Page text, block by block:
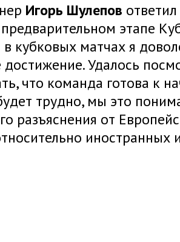
Игорь Шулепов
этапе
в кубковых матчах я
Удалось
что команда готова к
трудно, мы это
разъяснения от
иностранных